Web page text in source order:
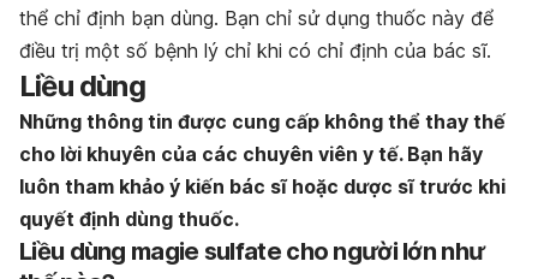
thể chỉ định bạn dùng. Bạn chỉ sử dụng thuốc này để
điều trị một số bệnh lý chỉ khi có chỉ định của bác sĩ.
Liều dùng
Những thông tin được cung cấp không thể thay thế
cho lời khuyên của các chuyên viên y tế. Bạn hãy
luôn tham khảo ý kiến bác sĩ hoặc dược sĩ trước khi
quyết định dùng thuốc.
Liều dùng magie sulfate cho người lớn như